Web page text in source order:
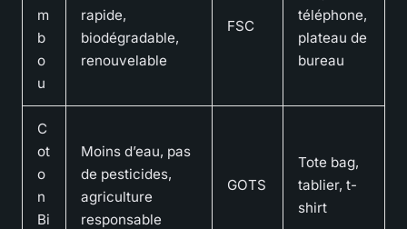
m
b
o
u
rapide,
biodégradable,
renouvelable
FSC
téléphone,
plateau de
bureau
C
ot
o
n
Bi
Moins d’eau, pas
de pesticides,
agriculture
responsable
GOTS
Tote bag,
tablier, t-
shirt